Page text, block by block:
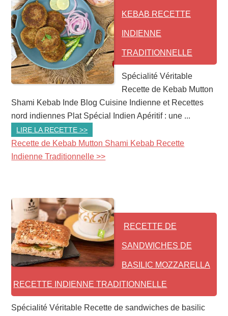
KEBAB RECETTE
INDIENNE
TRADITIONNELLE
Spécialité Véritable
Recette de Kebab Mutton
Shami Kebab Inde Blog Cuisine Indienne et Recettes
nord indiennes Plat Spécial Indien Apéritif : une ...
LIRE LA RECETTE >>
Recette de Kebab Mutton Shami Kebab Recette
Indienne Traditionnelle >>
RECETTE DE
SANDWICHES DE
BASILIC MOZZARELLA
RECETTE INDIENNE TRADITIONNELLE
Spécialité Véritable Recette de sandwiches de basilic